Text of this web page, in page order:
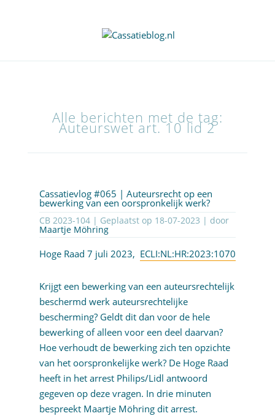
Alle berichten met de tag:
Auteurswet art. 10 lid 2
Cassatievlog #065 | Auteursrecht op een
bewerking van een oorspronkelijk werk?
CB 2023-104 | Geplaatst op 18-07-2023 | door
Maartje Möhring
Hoge Raad 7 juli 2023, ECLI:NL:HR:2023:1070
Krijgt een bewerking van een auteursrechtelijk
beschermd werk auteursrechtelijke
bescherming? Geldt dit dan voor de hele
bewerking of alleen voor een deel daarvan?
Hoe verhoudt de bewerking zich ten opzichte
van het oorspronkelijke werk? De Hoge Raad
heeft in het arrest Philips/Lidl antwoord
gegeven op deze vragen. In drie minuten
bespreekt Maartje Möhring dit arrest.